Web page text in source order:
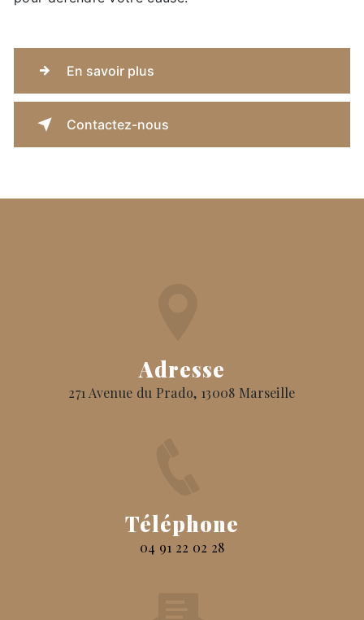
En savoir plus
Contactez-nous
Adresse
271 Avenue du Prado, 13008 Marseille
Téléphone
04 91 22 02 28